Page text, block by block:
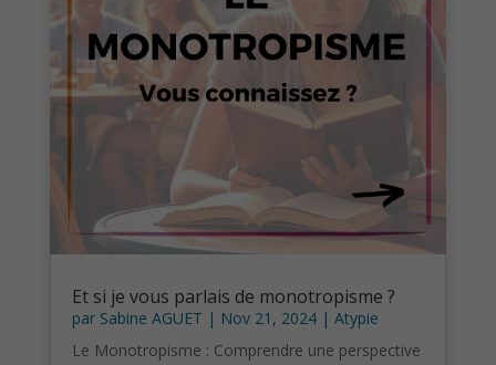
Et si je vous parlais de monotropisme ?
par Sabine AGUET | Nov 21, 2024| Atypie
Le Monotropisme : Comprendre une perspective